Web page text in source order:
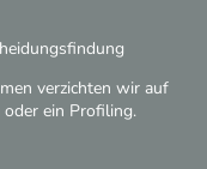
verzichten wir auf
ein Profiling.